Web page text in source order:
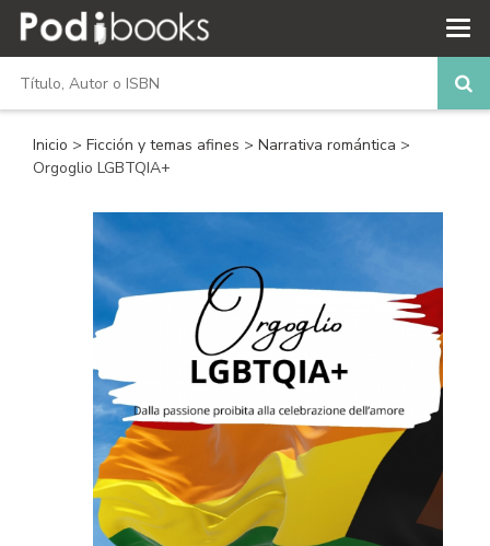
Inicio > Ficción y temas afines > Narrativa romántica >
Orgoglio LGBTQIA+